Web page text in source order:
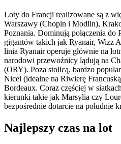
Loty do Francji realizowane są z
Warszawy (Chopin i Modlin),
Poznania. Dominują połączenia do
gigantów takich jak Ryanair, Wizz
linia Ryanair operuje głównie na
narodowi przewoźnicy lądują na
(ORY). Poza stolicą, bardzo
Nicei (idealne na Riwierę
Bordeaux. Coraz częściej w
kierunki takie jak Marsylia czy
bezpośrednie dotarcie na południe
Najlepszy czas na lot